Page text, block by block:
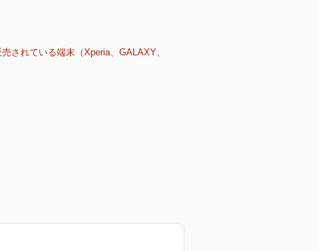
されている端末（Xperia、GALAXY、